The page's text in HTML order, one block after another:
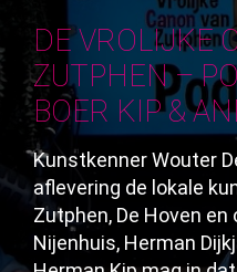
DE VROLIJKE
ZUTPHEN –
BOER KIP &
Kunstkenner Wouter
aflevering de lokale
Zutphen, De Hoven
Nijenhuis, Herman